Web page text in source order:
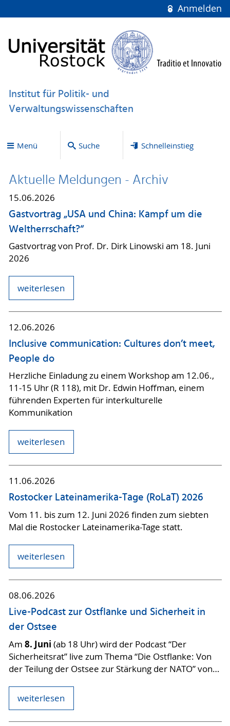
Anmelden
Institut für Politik- und
Verwaltungswissenschaften
Menü Suche Schnelleinstieg
Aktuelle Meldungen - Archiv
15.06.2026
Gastvortrag „USA und China: Kampf um die
Weltherrschaft?“
Gastvortrag von Prof. Dr. Dirk Linowski am 18. Juni
2026
weiterlesen
12.06.2026
Inclusive communication: Cultures don’t meet,
People do
Herzliche Einladung zu einem Workshop am 12.06.,
11-15 Uhr (R 118), mit Dr. Edwin Hoffman, einem
führenden Experten für interkulturelle
Kommunikation
weiterlesen
11.06.2026
Rostocker Lateinamerika-Tage (RoLaT) 2026
Vom 11. bis zum 12. Juni 2026 finden zum siebten
Mal die Rostocker Lateinamerika-Tage statt.
weiterlesen
08.06.2026
Live-Podcast zur Ostflanke und Sicherheit in
der Ostsee
Am 8. Juni (ab 18 Uhr) wird der Podcast “Der
Sicherheitsrat” live zum Thema “Die Ostflanke: Von
der Teilung der Ostsee zur Stärkung der NATO” von…
weiterlesen